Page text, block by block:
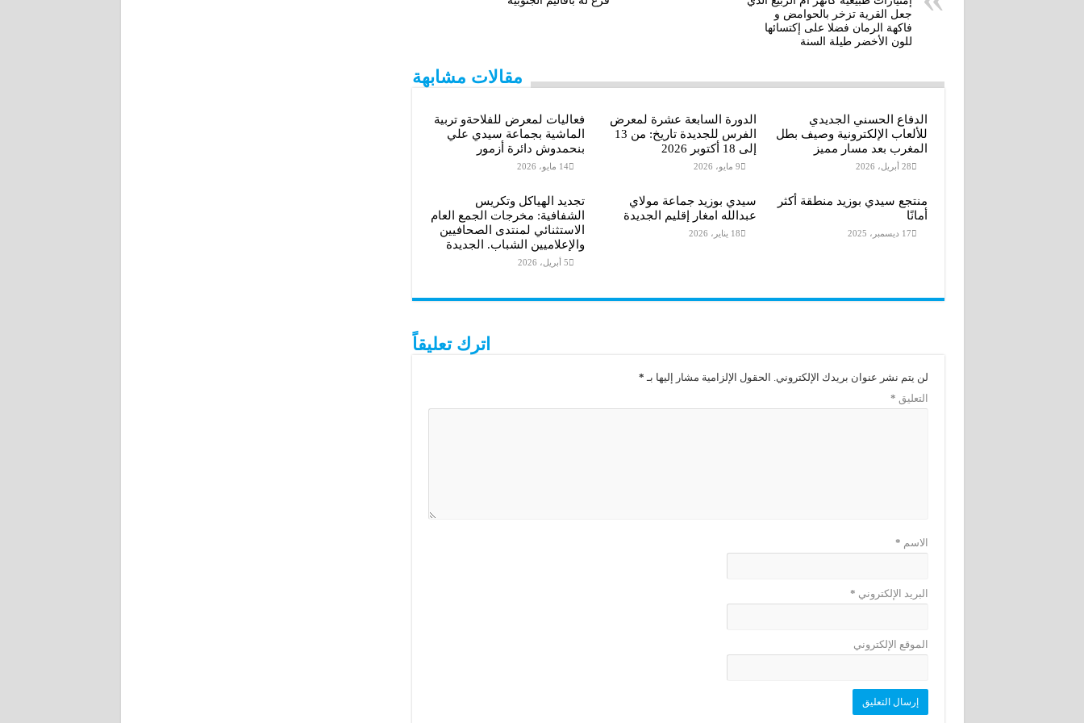
p
جعل القرية تزخر بالحوامض و
فاكهة الرمان فضلا على إكتسائها
للون الأخضر طيلة السنة
مقالات مشابهة
فعاليات لمعرض للفلاحةو تربية
الماشية بجماعة سيدي علي
بنحمدوش دائرة أزمور
14 مايو، 2026
الدورة السابعة عشرة لمعرض
الفرس للجديدة تاريخ: من 13
إلى 18 أكتوبر 2026
9 مايو، 2026
الدفاع الحسني الجديدي
للألعاب الإلكترونية وصيف بطل
المغرب بعد مسار مميز
28 أبريل، 2026
تجديد الهياكل وتكريس
الشفافية: مخرجات الجمع العام
الاستثنائي لمنتدى الصحافيين
والإعلاميين الشباب. الجديدة
5 أبريل، 2026
سيدي بوزيد جماعة مولاي
عبدالله امغار إقليم الجديدة
18 يناير، 2026
منتجع سيدي بوزيد منطقة أكثر
أمانًا
17 ديسمبر، 2025
اترك تعليقاً
لن يتم نشر عنوان بريدك الإلكتروني. الحقول الإلزامية مشار إليها بـ *
التعليق *
الاسم *
البريد الإلكتروني *
الموقع الإلكتروني